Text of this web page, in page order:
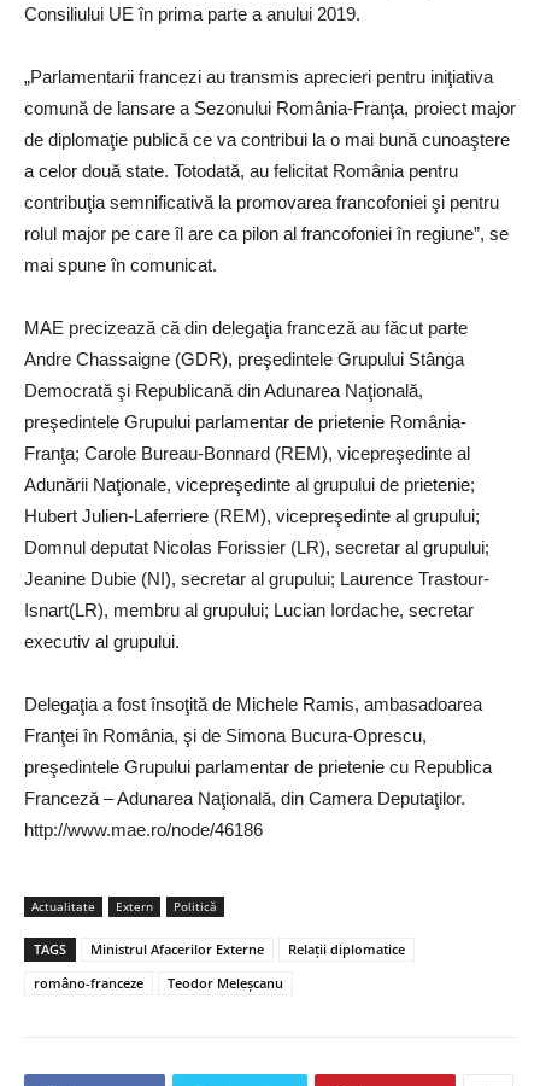
Consiliului UE în prima parte a anului 2019.
„Parlamentarii francezi au transmis aprecieri pentru iniţiativa
comună de lansare a Sezonului România-Franţa, proiect major
de diplomaţie publică ce va contribui la o mai bună cunoaştere
a celor două state. Totodată, au felicitat România pentru
contribuţia semnificativă la promovarea francofoniei şi pentru
rolul major pe care îl are ca pilon al francofoniei în regiune”, se
mai spune în comunicat.
MAE precizează că din delegaţia franceză au făcut parte
Andre Chassaigne (GDR), preşedintele Grupului Stânga
Democrată şi Republicană din Adunarea Naţională,
preşedintele Grupului parlamentar de prietenie România-
Franţa; Carole Bureau-Bonnard (REM), vicepreşedinte al
Adunării Naţionale, vicepreşedinte al grupului de prietenie;
Hubert Julien-Laferriere (REM), vicepreşedinte al grupului;
Domnul deputat Nicolas Forissier (LR), secretar al grupului;
Jeanine Dubie (NI), secretar al grupului; Laurence Trastour-
Isnart(LR), membru al grupului; Lucian Iordache, secretar
executiv al grupului.
Delegaţia a fost însoţită de Michele Ramis, ambasadoarea
Franţei în România, şi de Simona Bucura-Oprescu,
preşedintele Grupului parlamentar de prietenie cu Republica
Franceză – Adunarea Naţională, din Camera Deputaţilor.
http://www.mae.ro/node/46186
Actualitate Extern Politică
TAGS Ministrul Afacerilor Externe
Relații diplomatice
româno-franceze
Teodor Meleşcanu